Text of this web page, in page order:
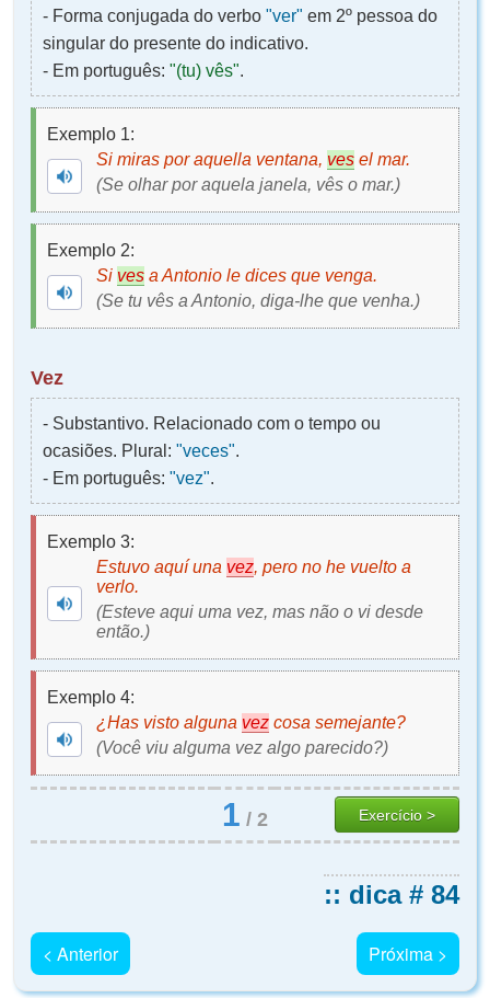
- Forma conjugada do verbo "ver" em 2º pessoa do
singular do presente do indicativo.
- Em português: "(tu) vês".
Exemplo 1:
Si miras por aquella ventana, ves el mar.
(Se olhar por aquela janela, vês o mar.)
Exemplo 2:
Si ves a Antonio le dices que venga.
(Se tu vês a Antonio, diga-lhe que venha.)
Vez
- Substantivo. Relacionado com o tempo ou
ocasiões. Plural: "veces".
- Em português: "vez".
Exemplo 3:
Estuvo aquí una vez, pero no he vuelto a
verlo.
(Esteve aqui uma vez, mas não o vi desde
então.)
Exemplo 4:
¿Has visto alguna vez cosa semejante?
(Você viu alguma vez algo parecido?)
1 / 2 Exercício >
:: dica # 84
< Anterior Próxima >